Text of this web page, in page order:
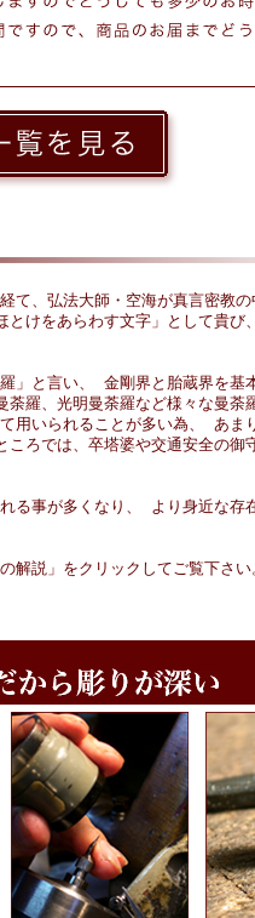
て、弘法大師・空海が真言密教
けをあらわす文字」として貴び
」と言い、 金剛界と胎蔵界を基
羅、光明曼荼羅など様々な曼荼
用いられることが多い為、 あま
ろでは、卒塔婆や交通安全の御
る事が多くなり、 より身近な存
解説」をクリックしてご覧下さい